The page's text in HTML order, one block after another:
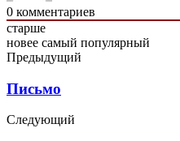
0 комментариев
старше
новее самый популярный
Предыдущий
Письмо
Следующий